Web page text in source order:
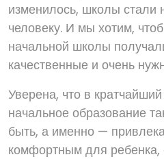
изменилось, школы стали
человеку. И мы хотим,
начальной школы
качественные и очень
Уверена, что в
начальное образование
быть, а именно —
комфортным для ребенка,